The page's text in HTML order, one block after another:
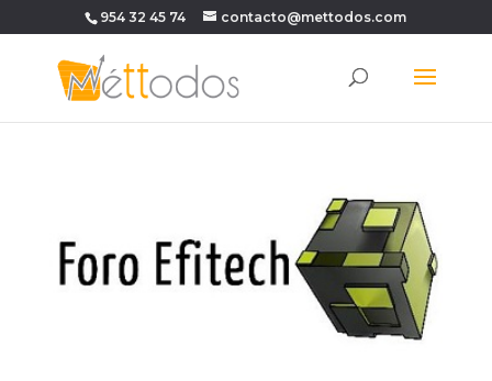
954 32 45 74 contacto@mettodos.com